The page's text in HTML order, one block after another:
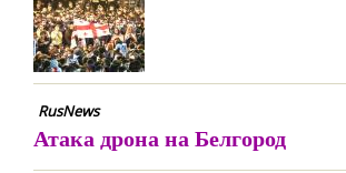
RusNews
Атака дрона на Белгород